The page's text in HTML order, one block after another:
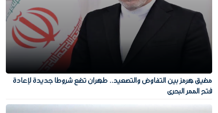
مضيق هرمز بين التفاوض والتصعيد.. طهران تضع شروطا جديدة لإعادة
فتح الممر البحري